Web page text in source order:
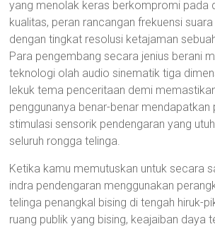
yang menolak keras berkompromi pada
kualitas, peran rancangan frekuensi
dengan tingkat resolusi ketajaman
Para pengembang secara jenius berani
teknologi olah audio sinematik tiga
lekuk tema penceritaan demi
penggunanya benar-benar mendapatkan
stimulasi sensorik pendengaran yang
seluruh rongga telinga.
Ketika kamu memutuskan untuk secara
indra pendengaran menggunakan
telinga penangkal bising di tengah hiruk-
ruang publik yang bising, keajaiban daya